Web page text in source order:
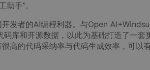
手”。
发者的AI编程利器。与Open
库和开源数据，以此为基础打造了一套
高的代码采纳率与代码生成效率，可以